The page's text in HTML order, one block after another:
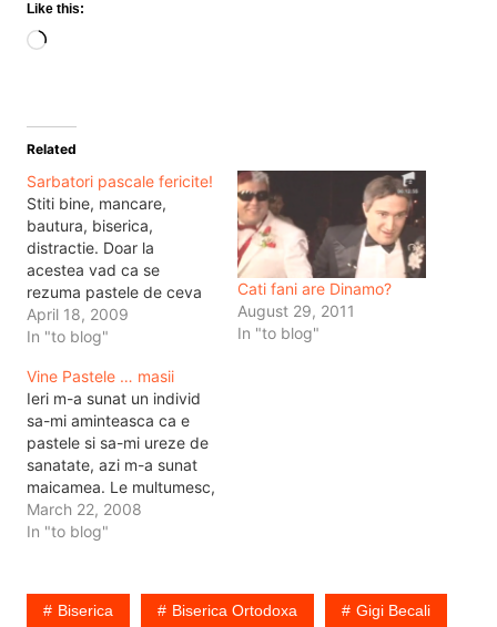
Like this:
Loading…
Related
Sarbatori pascale fericite!
Stiti bine, mancare,
bautura, biserica,
distractie. Doar la
acestea vad ca se
rezuma pastele de ceva
ani incoace. Anul asta in
mod special, probabil
ceva din traditie s-a
referit si la Becali.
Amintindu-va ca
Dumnezeu nu apare la
stiri, va urez sarbatori
fericite alaturi de cei…
April 18, 2009
In "to blog"
Cati fani are Dinamo?
August 29, 2011
In "to blog"
Vine Pastele … masii
Ieri m-a sunat un individ
sa-mi aminteasca ca e
pastele si sa-mi ureze de
sanatate, azi m-a sunat
maicamea. Le multumesc,
daca nu imi aminteau ei
sigur uitam. Si asa inca nu
la vreo biserica. (btw stie
cineva sa-mi explice…
March 22, 2008
In "to blog"
Biserica Biserica Ortodoxa Gigi Becali